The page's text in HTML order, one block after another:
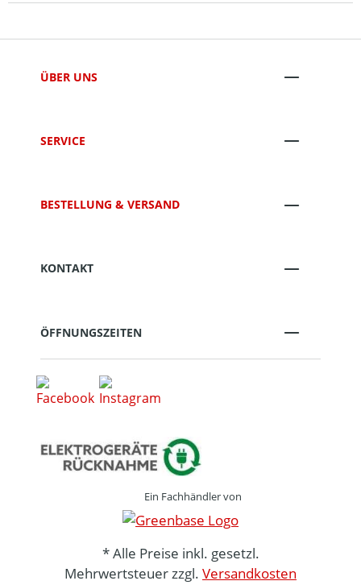
ÜBER UNS
SERVICE
BESTELLUNG & VERSAND
KONTAKT
ÖFFNUNGSZEITEN
Ein Fachhändler von
* Alle Preise inkl. gesetzl.
Mehrwertsteuer zzgl. Versandkosten